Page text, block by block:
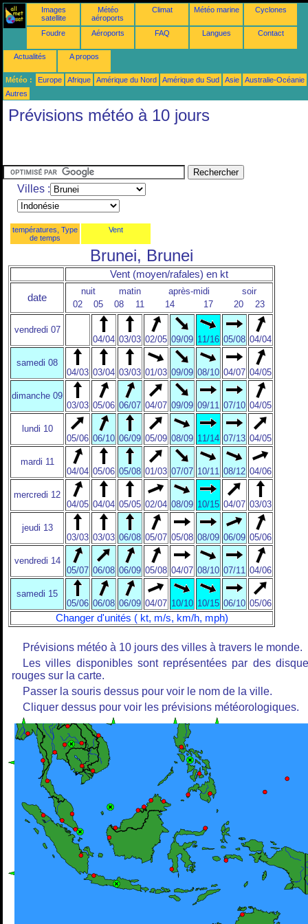
Images
satellite
Météo
aéroports
Climat Météo marine Cyclones
Foudre Aéroports FAQ Langues Contact
Actualités A propos
Météo : Europe Afrique Amérique du Nord Amérique du Sud Asie
Australie-Océanie
Autres
Prévisions météo à 10 jours
Villes :
températures, Type
de temps
Vent
Brunei, Brunei
Vent (moyen/rafales) en kt
date
nuit matin après-midi
soir
02
05 08 11 14 17 20 23
vendredi 07
04/04 03/03 02/05 09/09 11/16 05/08 04/04
samedi 08
04/03 03/04 03/03 01/03 09/09 08/10 04/07 04/05
dimanche 09
03/03 05/06 06/07 04/07 09/09 09/11 07/10 04/05
lundi 10
05/06 06/10 06/09 05/09 08/09 11/14 07/13 04/05
mardi 11
04/04 05/06 05/08 01/03 07/07 10/11 08/12 04/06
mercredi 12
04/05 04/04 05/05 02/04 08/09 10/15 04/07 03/03
jeudi 13
03/03 03/03 06/08 05/07 05/08 08/09 06/09 05/06
vendredi 14
05/07 06/08 06/09 05/08 04/07 08/10 07/11 04/06
samedi 15
05/06 06/08 06/09 04/07 10/10 10/15 06/10 05/06
Changer d'unités ( kt, m/s, km/h, mph)
Prévisions météo à 10 jours des villes à travers le monde.
Les villes disponibles sont représentées par des
rouges sur la carte.
Passer la souris dessus pour voir le nom de la ville.
Cliquer dessus pour voir les prévisions météorologiques.